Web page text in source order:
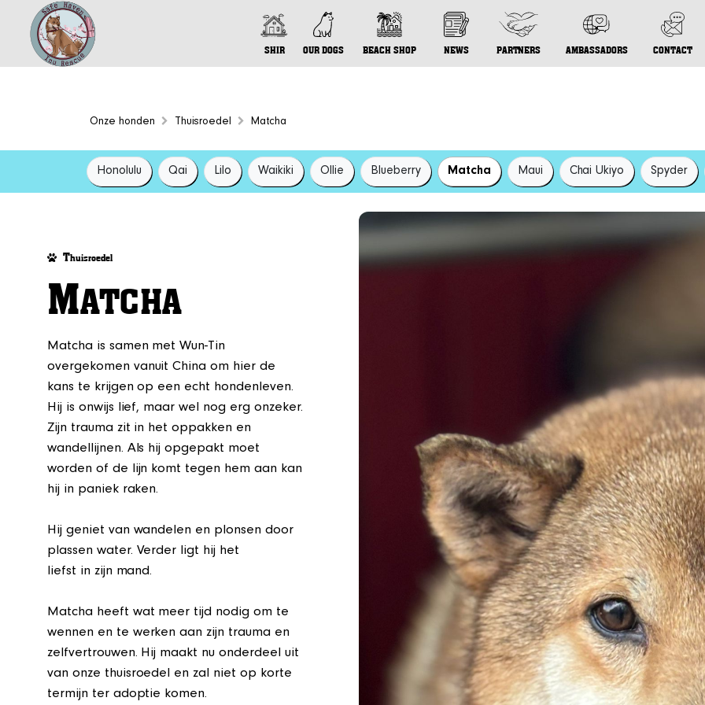
SHIR OUR DOGS BEACH SHOP NEWS PARTNERS AMBASSADORS CONTACT
Onze honden Thuisroedel Matcha
Honolulu Qai Lilo Waikiki Ollie Blueberry Matcha Maui Chai Ukiyo Spyder
Thuisroedel
MATCHA
Matcha is samen met Wun-Tin
overgekomen vanuit China om hier de
kans te krijgen op een echt hondenleven.
Hij is onwijs lief, maar wel nog erg onzeker.
Zijn trauma zit in het oppakken en
wandellijnen. Als hij opgepakt moet
worden of de lijn komt tegen hem aan kan
hij in paniek raken.
Hij geniet van wandelen en plonsen door
plassen water. Verder ligt hij het
liefst in zijn mand.
Matcha heeft wat meer tijd nodig om te
wennen en te werken aan zijn trauma en
zelfvertrouwen. Hij maakt nu onderdeel uit
van onze thuisroedel en zal niet op korte
termijn ter adoptie komen.